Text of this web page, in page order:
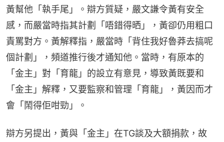
黃幫他「執手尾」。辯方質疑，嚴文謙令黃有安全
感，而嚴當時指其計劃「唔錯得晒」，黃卻仍用粗口
責罵對方。黃解釋指，嚴當時「背住我好魯莽去搞呢
個計劃」，頻道推行後才通知他。當時，有原本的
「金主」對「育龍」的設立有意見，導致黃既要和
「金主」解釋，又要監察和管理「育龍」，黃因而才
會「鬧得佢咁勁」。
辯方另提出，黃與「金主」在TG談及大額捐款，故